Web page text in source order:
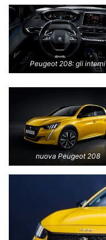
Peugeot 208: gli interni
nuova Peugeot 208